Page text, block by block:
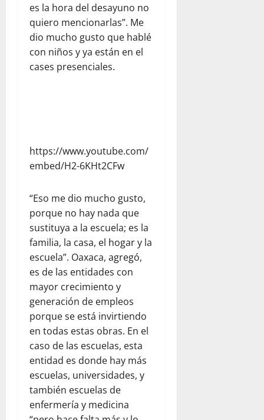
es la hora del desayuno no
quiero mencionarlas”. Me
dio mucho gusto que hablé
con niños y ya están en el
cases presenciales.
https://www.youtube.com/
embed/H2-6KHt2CFw
“Eso me dio mucho gusto,
porque no hay nada que
sustituya a la escuela; es la
familia, la casa, el hogar y la
escuela”. Oaxaca, agregó,
es de las entidades con
mayor crecimiento y
generación de empleos
porque se está invirtiendo
en todas estas obras. En el
caso de las escuelas, esta
entidad es donde hay más
escuelas, universidades, y
también escuelas de
enfermería y medicina